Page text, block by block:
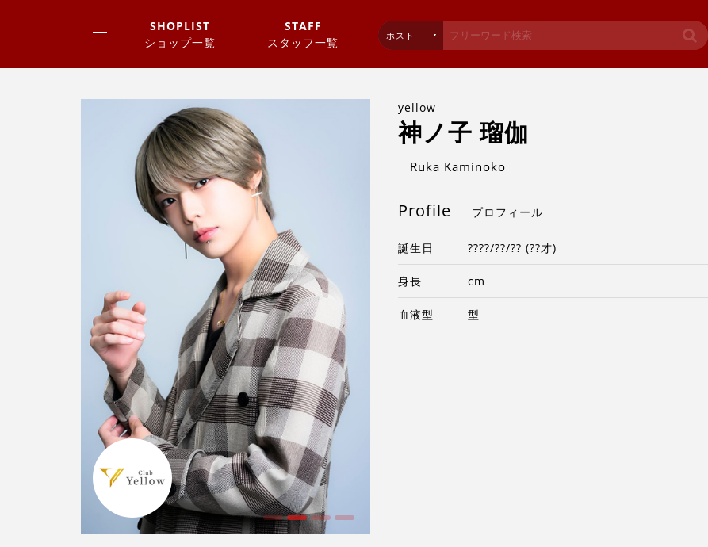
SHOPLIST
ショップ一覧
STAFF
スタッフ一覧
ホスト
yellow
神ノ子 瑠伽
Ruka Kaminoko
Profile プロフィール
誕生日 ????/??/?? (??才)
身長 cm
血液型 型